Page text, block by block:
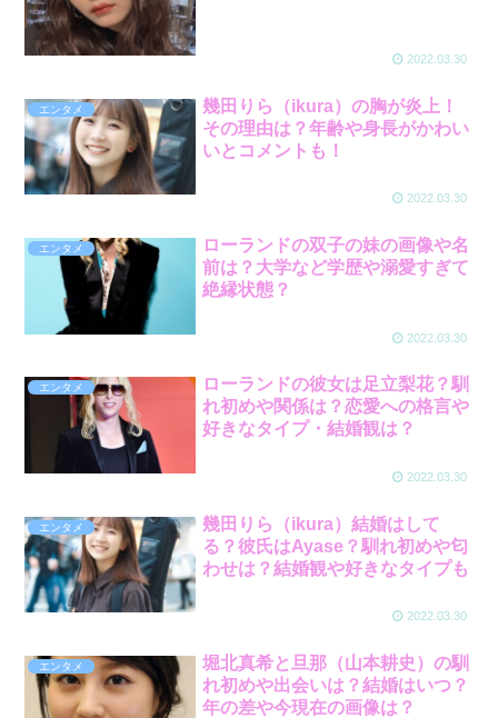
2022.03.30
エンタメ
幾田りら（ikura）の胸が炎上！
その理由は？年齢や身長がかわい
いとコメントも！
2022.03.30
エンタメ
ローランドの双子の妹の画像や名
前は？大学など学歴や溺愛すぎて
絶縁状態？
2022.03.30
エンタメ
ローランドの彼女は足立梨花？馴
れ初めや関係は？恋愛への格言や
好きなタイプ・結婚観は？
2022.03.30
エンタメ
幾田りら（ikura）結婚はして
る？彼氏はAyase？馴れ初めや匂
わせは？結婚観や好きなタイプも
2022.03.30
エンタメ
堀北真希と旦那（山本耕史）の馴
れ初めや出会いは？結婚はいつ？
年の差や今現在の画像は？